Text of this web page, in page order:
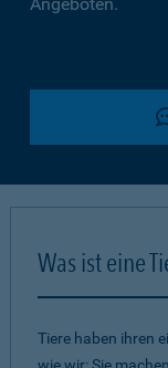
Was ist eine
Tiere haben ihren